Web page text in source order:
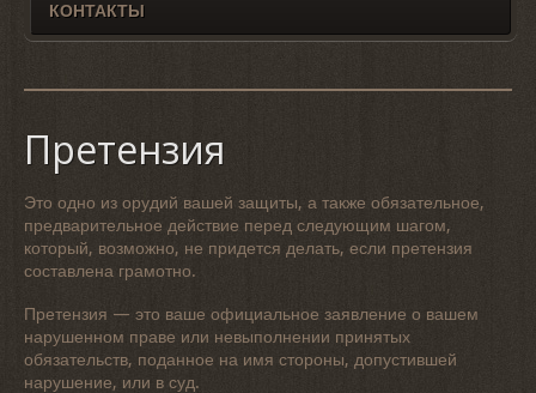
КОНТАКТЫ
Претензия
Это одно из орудий вашей защиты, а также обязательное,
предварительное действие перед следующим шагом,
который, возможно, не придется делать, если претензия
составлена грамотно.
Претензия — это ваше официальное заявление о вашем
нарушенном праве или невыполнении принятых
обязательств, поданное на имя стороны, допустившей
нарушение, или в суд.